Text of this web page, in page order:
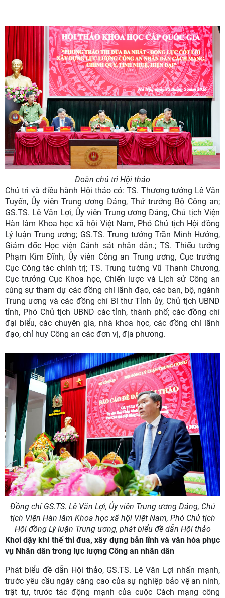
Đoàn chủ trì Hội thảo
Chủ trì và điều hành Hội thảo có: TS. Thượng tướng Lê Văn
Tuyến, Ủy viên Trung ương Đảng, Thứ trưởng Bộ Công an;
GS.TS. Lê Văn Lợi, Ủy viên Trung ương Đảng, Chủ tịch Viện
Hàn lâm Khoa học xã hội Việt Nam, Phó Chủ tịch Hội đồng
Lý luận Trung ương; GS.TS. Trung tướng Trần Minh Hưởng,
Giám đốc Học viện Cảnh sát nhân dân.; TS. Thiếu tướng
Phạm Kim Đĩnh, Ủy viên Công an Trung ương, Cục trưởng
Cục Công tác chính trị; TS. Trung tướng Vũ Thanh Chương,
Cục trưởng Cục Khoa học, Chiến lược và Lịch sử Công an
cùng sự tham dự các đồng chí lãnh đạo, các ban, bộ, ngành
Trung ương và các đồng chí Bí thư Tỉnh ủy, Chủ tịch UBND
tỉnh, Phó Chủ tịch UBND các tỉnh, thành phố; các đồng chí
đại biểu, các chuyên gia, nhà khoa học, các đồng chí lãnh
đạo, chỉ huy Công an các đơn vị, địa phương.
Đồng chí GS.TS. Lê Văn Lợi, Ủy viên Trung ương Đảng, Chủ
tịch Viện Hàn lâm Khoa học xã hội Việt Nam, Phó Chủ tịch
Hội đồng Lý luận Trung ương, phát biểu đề dẫn Hội thảo
Khơi dậy khí thế thi đua, xây dựng bản lĩnh và văn hóa phục
vụ Nhân dân trong lực lượng Công an nhân dân
Phát biểu đề dẫn Hội thảo, GS.TS. Lê Văn Lợi nhấn mạnh,
trước yêu cầu ngày càng cao của sự nghiệp bảo vệ an ninh,
trật tự, trước tác động mạnh của cuộc Cách mạng công